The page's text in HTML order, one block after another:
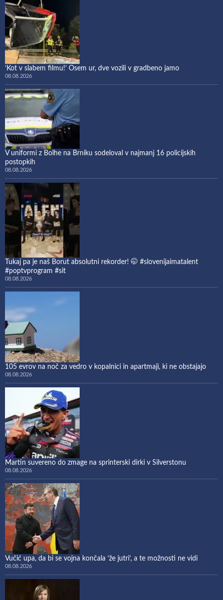
‘Kot v slabem filmu!’ Osem ur, dve vozili v gradbeno jamo
08.08.2026
V uniformi z Bolhe na Brniku sodeloval v najmanj 16 policijskih
postopkih
08.08.2026
Tukaj pa je naš Borut absolutni rekorder! 🤭 #slovenijaimatalent
#poptvprogram #sit
08.08.2026
105 evrov na noč za vedro v kopalnici in apartmaji, ki ne obstajajo
08.08.2026
Martin suvereno do zmage na sprinterski dirki v Silverstonu
08.08.2026
Vučić upa, da bi se vojna končala ‘že jutri’, a te možnosti ne vidi
08.08.2026